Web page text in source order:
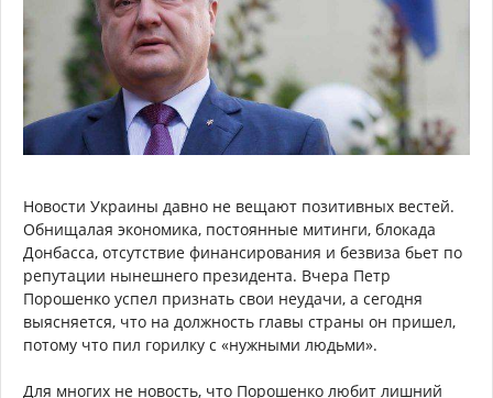
Новости Украины давно не вещают позитивных вестей.
Обнищалая экономика, постоянные митинги, блокада
Донбасса, отсутствие финансирования и безвиза бьет по
репутации нынешнего президента. Вчера Петр
Порошенко успел признать свои неудачи, а сегодня
выясняется, что на должность главы страны он пришел,
потому что пил горилку с «нужными людьми».
Для многих не новость, что Порошенко любит лишний